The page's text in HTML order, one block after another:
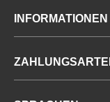
INFORMATIONEN